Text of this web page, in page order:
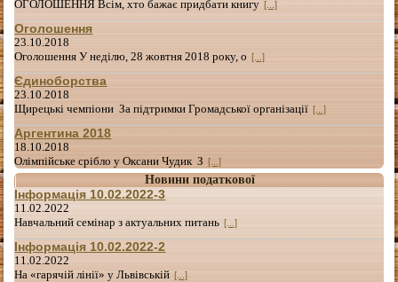
ОГОЛОШЕННЯ Всім, хто бажає придбати книгу [...]
Оголошення
23.10.2018
Оголошення У неділю, 28 жовтня 2018 року, о [...]
Єдиноборства
23.10.2018
Щирецькі чемпіони За підтримки Громадської організації [...]
Аргентина 2018
18.10.2018
Олімпійське срібло у Оксани Чудик З [...]
Новини податкової
Інформація 10.02.2022-3
11.02.2022
Навчальний семінар з актуальних питань [...]
Інформація 10.02.2022-2
11.02.2022
На «гарячій лінії» у Львівській [...]